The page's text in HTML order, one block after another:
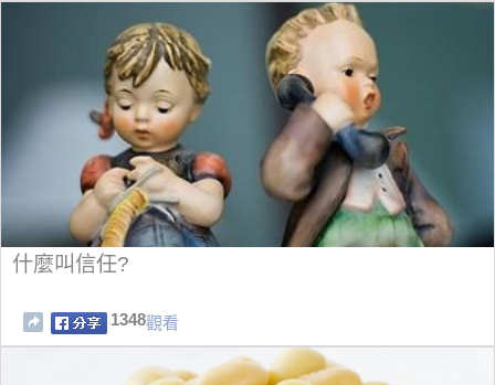
什麼叫信任?
1348觀看